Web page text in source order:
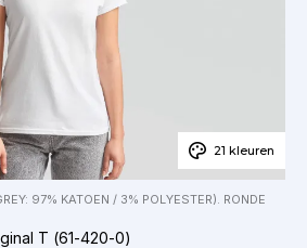
21 kleuren
97% KATOEN / 3% POLYESTER). RONDE
T (61-420-0)